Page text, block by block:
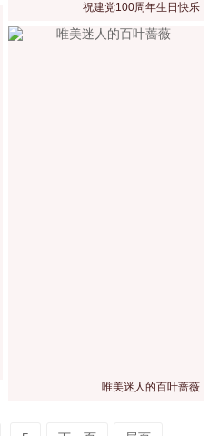
祝建党100周年生日快乐
唯美迷人的百叶蔷薇